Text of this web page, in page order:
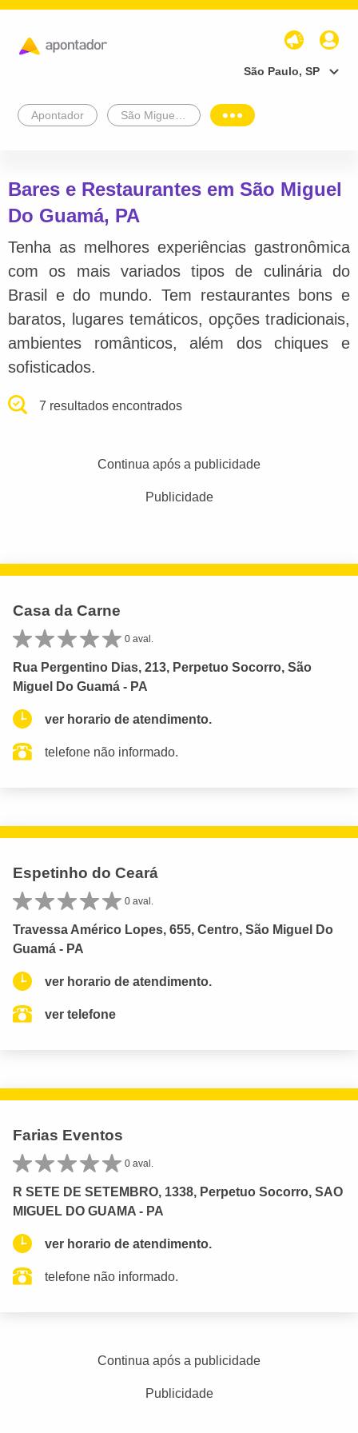
São Paulo, SP
Apontador
Bares e Restaurantes em São Miguel
Do Guamá, PA
Tenha as melhores experiências gastronômica
com os mais variados tipos de culinária do
Brasil e do mundo. Tem restaurantes bons e
baratos, lugares temáticos, opções tradicionais,
ambientes românticos, além dos chiques e
sofisticados.
7 resultados encontrados
Continua após a publicidade
Publicidade
Casa da Carne
0 aval.
Rua Pergentino Dias, 213, Perpetuo Socorro, São
Miguel Do Guamá - PA
ver horario de atendimento.
telefone não informado.
Espetinho do Ceará
0 aval.
Travessa Américo Lopes, 655, Centro, São Miguel Do
Guamá - PA
ver horario de atendimento.
ver telefone
Farias Eventos
0 aval.
R SETE DE SETEMBRO, 1338, Perpetuo Socorro, SAO
MIGUEL DO GUAMA - PA
ver horario de atendimento.
telefone não informado.
Continua após a publicidade
Publicidade